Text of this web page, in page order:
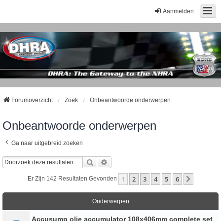
Aanmelden
Forumoverzicht Zoek Onbeantwoorde onderwerpen
Onbeantwoorde onderwerpen
Ga naar uitgebreid zoeken
Zoek
Er Zijn 142 Resultaten Gevonden 1 2 3 4 5 6
Onderwerpen
Accusump olie accumulator 108x406mm complete set